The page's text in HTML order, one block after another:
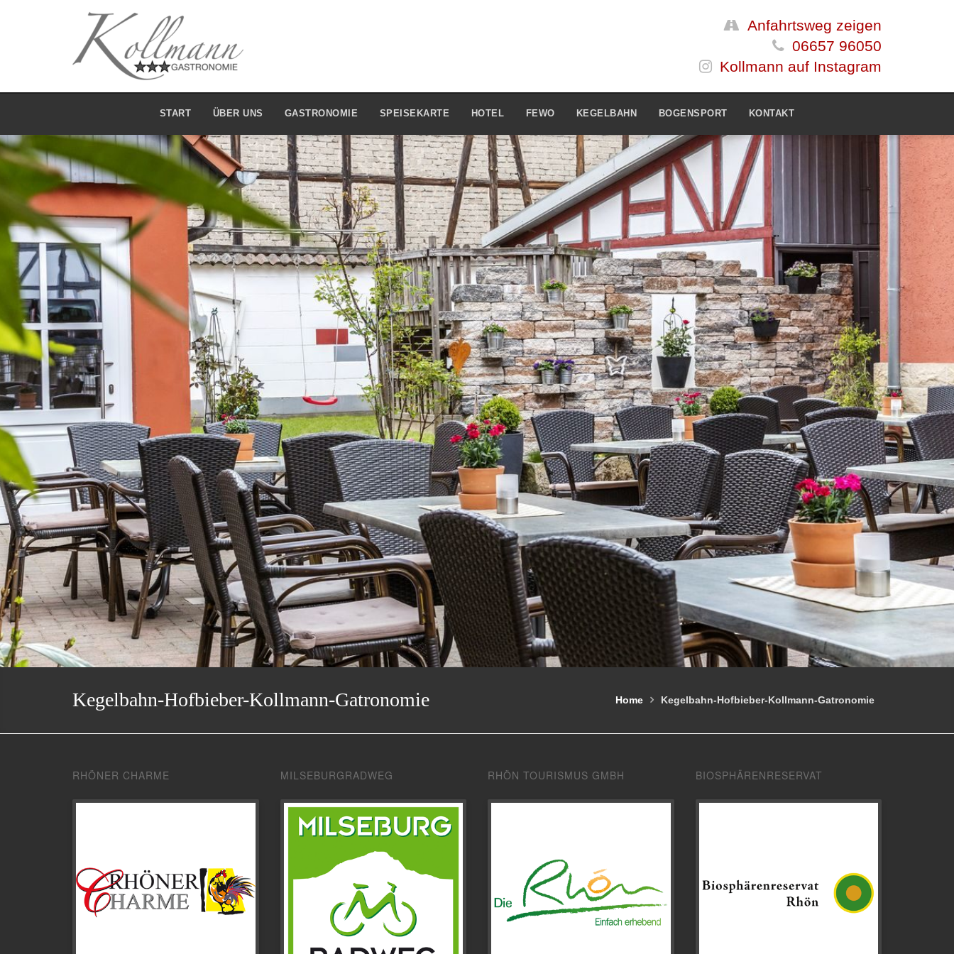
Anfahrtsweg zeigen
06657 96050
Kollmann auf Instagram
START ÜBER UNS GASTRONOMIE SPEISEKARTE HOTEL FEWO KEGELBAHN BOGENSPORT KONTAKT
Kegelbahn-Hofbieber-Kollmann-Gatronomie Home Kegelbahn-Hofbieber-Kollmann-Gatronomie
RHÖNER CHARME MILSEBURGRADWEG RHÖN TOURISMUS GMBH BIOSPHÄRENRESERVAT